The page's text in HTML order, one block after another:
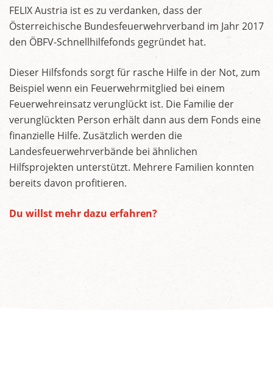
FELIX Austria ist es zu verdanken, dass der
Österreichische Bundesfeuerwehrverband im Jahr 2017
den ÖBFV-Schnellhilfefonds gegründet hat.
Dieser Hilfsfonds sorgt für rasche Hilfe in der Not, zum
Beispiel wenn ein Feuerwehrmitglied bei einem
Feuerwehreinsatz verunglückt ist. Die Familie der
verunglückten Person erhält dann aus dem Fonds eine
finanzielle Hilfe. Zusätzlich werden die
Landesfeuerwehrverbände bei ähnlichen
Hilfsprojekten unterstützt. Mehrere Familien konnten
bereits davon profitieren.
Du willst mehr dazu erfahren?